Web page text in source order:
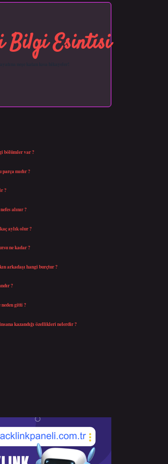
Bilgi Esintisi
bölümler var ?
mıdır ?
?
alınır ?
aylık olur ?
ne kadar ?
arkadaşı hangi burçtur ?
?
neden gitti ?
kazandığı özellikleri nelerdir ?